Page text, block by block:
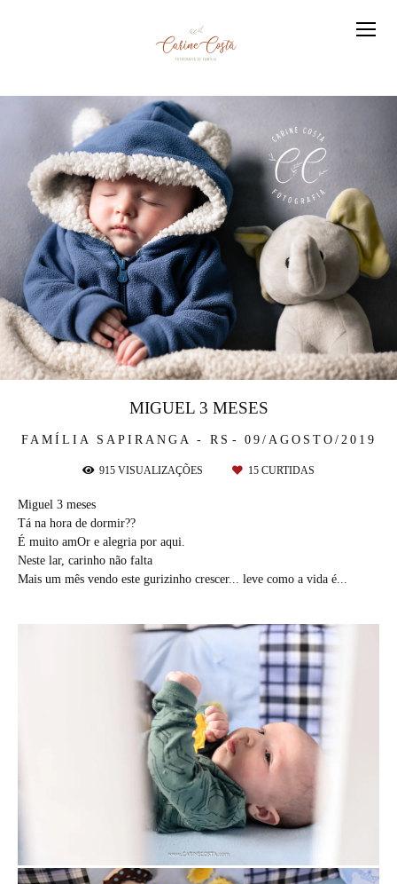
FAMÍLIA SAPIRANGA - RS 09/AGOSTO/2019
MIGUEL 3 MESES
915 VISUALIZAÇÕES 15 CURTIDAS
Miguel 3 meses
Tá na hora de dormir??
É muito amOr e alegria por aqui.
Neste lar, carinho não falta
Mais um mês vendo este gurizinho crescer... leve como a vida é...